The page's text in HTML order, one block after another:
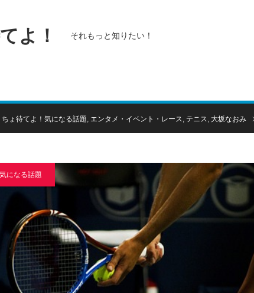
よ！ それもっと知りたい！
ちょ待てよ！気になる話題, エンタメ・イベント・レース, テニス, 大坂なおみ
になる話題